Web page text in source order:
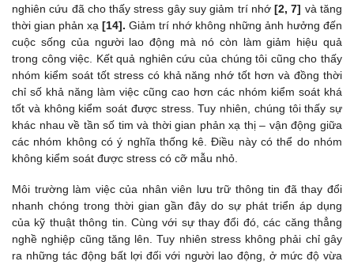
nghiên cứu đã cho thấy stress gây suy giảm trí nhớ[2, 7] và tăng
thời gian phản xạ [14]. Giảm trí nhớ không những ảnh hưởng đến
cuộc sống của người lao động mà nó còn làm giảm hiệu quả
trong công việc. Kết quả nghiên cứu của chúng tôi cũng cho thấy
nhóm kiểm soát tốt stress có khả năng nhớ tốt hơn và đồng thời
chỉ số khả năng làm việc cũng cao hơn các nhóm kiểm soát khá
tốt và không kiểm soát được stress. Tuy nhiên, chúng tôi thấy sự
khác nhau về tần số tim và thời gian phản xạ thị – vận động giữa
các nhóm không có ý nghĩa thống kê. Điều này có thể do nhóm
không kiểm soát được stress có cỡ mẫu nhỏ.
Môi trường làm việc của nhân viên lưu trữ thông tin đã thay đổi
nhanh chóng trong thời gian gần đây do sự phát triển áp dụng
của kỹ thuật thông tin. Cùng với sự thay đổi đó, các căng thẳng
nghề nghiệp cũng tăng lên. Tuy nhiên stress không phải chỉ gây
ra những tác động bất lợi đối với người lao động, ở mức độ vừa